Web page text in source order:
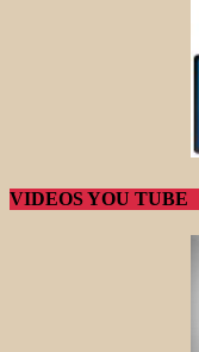
VIDEOS YOU TUBE